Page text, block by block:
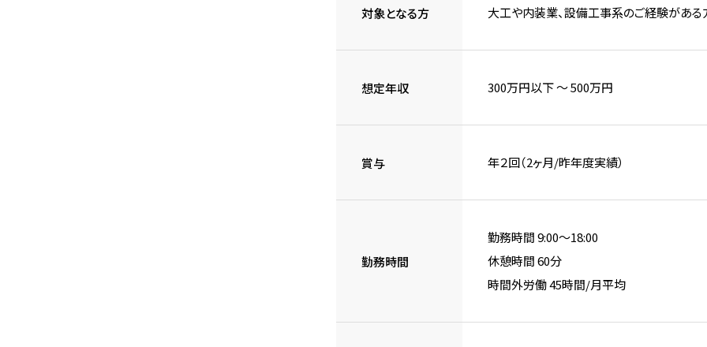
対象となる方 大工や内装業、設備工事系のご経験があ
想定年収 300万円以下 〜 500万円
賞与 年２回（2ヶ月/昨年度実績）
勤務時間
勤務時間 9:00～18:00
休憩時間 60分
時間外労働 45時間/月平均